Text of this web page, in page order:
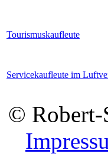
Tourismuskaufleute
Servicekaufleute im
© Robert-